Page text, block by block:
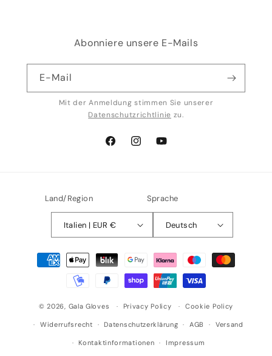
Abonniere unsere E-Mails
E-Mail
Mit der Anmeldung stimmen Sie unserer
Datenschutzrichtlinie zu.
FacebookInstagramYouTube
Land/Region
Italien | EUR €
Sprache
Deutsch
Zahlungsmethoden
© 2026, Gala Gloves Privacy Policy Cookie Policy
Widerrufsrecht Datenschutzerklärung AGB Versand
Kontaktinformationen Impressum